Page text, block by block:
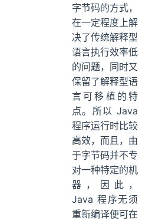
字节码的方式，
在一定程度上解
决了传统解释型
语言执行效率低
的问题，同时又
保留了解释型语
言可移植的特
点。所以 Java
程序运行时比较
高效，而且，由
于字节码并不专
对一种特定的机
器，因此，
Java 程序无须
重新编译便可在